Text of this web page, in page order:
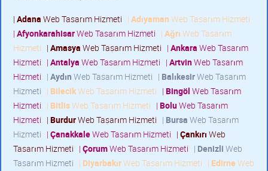
| Adana Web Tasarım Hizmeti | Adıyaman Web Tasarım Hizmeti
| AfyonkarahisarWeb Tasarım Hizmeti | Ağrı Web Tasarım
Hizmeti | Amasya Web Tasarım Hizmeti | Ankara Web Tasarım
Hizmeti | Antalya Web Tasarım Hizmeti | ArtvinWeb Tasarım
Hizmeti | Aydın Web Tasarım Hizmeti | BalıkesirWeb Tasarım
Hizmeti | BilecikWeb Tasarım Hizmeti | Bingöl Web Tasarım
Hizmeti | BitlisWeb Tasarım Hizmeti | BoluWeb Tasarım
Hizmeti | BurdurWeb Tasarım Hizmeti | Bursa Web Tasarım
Hizmeti | ÇanakkaleWeb Tasarım Hizmeti | Çankırı Web
Tasarım Hizmeti | ÇorumWeb Tasarım Hizmeti | Denizli Web
Tasarım Hizmeti | DiyarbakırWeb Tasarım Hizmeti | Edirne Web